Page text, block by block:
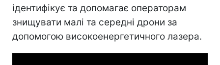
ідентифікує та допомагає операторам
знищувати малі та середні дрони за
допомогою високоенергетичного лазера.